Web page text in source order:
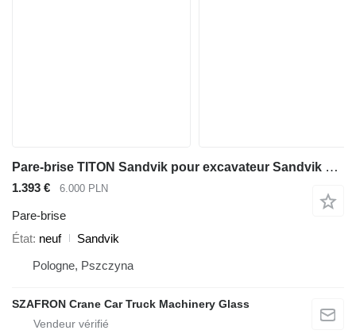
Pare-brise TITON Sandvik pour excavateur Sandvik Titon
1.393 € 6.000 PLN
Pare-brise
État neuf
Sandvik
Pologne, Pszczyna
SZAFRON Crane Car Truck Machinery Glass